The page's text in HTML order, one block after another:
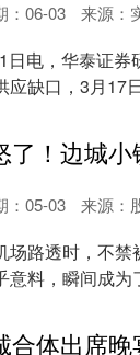
：06-03 来源：
电，华泰证
缺口，3月17
：05-03 来源：
路透时，不
料，瞬间成